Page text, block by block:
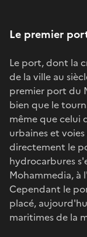
Le premier
Le port, dont la
de la ville au
premier port du
bien que le
même que celui
urbaines et
directement le
hydrocarbures
Mohammedia, à
Cependant le
placé,
maritimes de la